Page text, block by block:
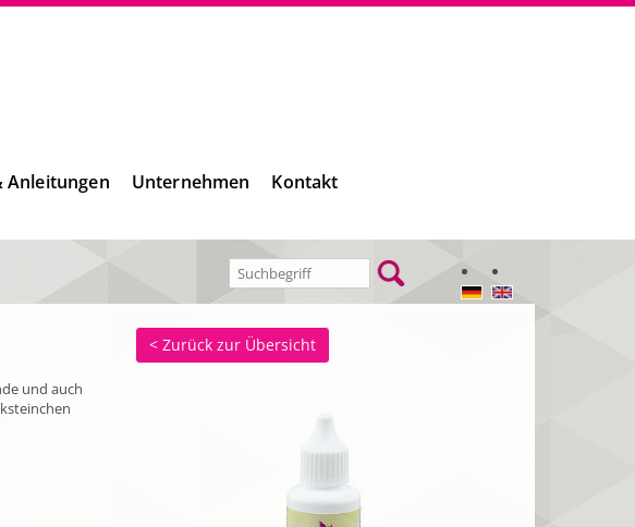
Anleitungen Unternehmen Kontakt
und auch
< Zurück zur Übersicht